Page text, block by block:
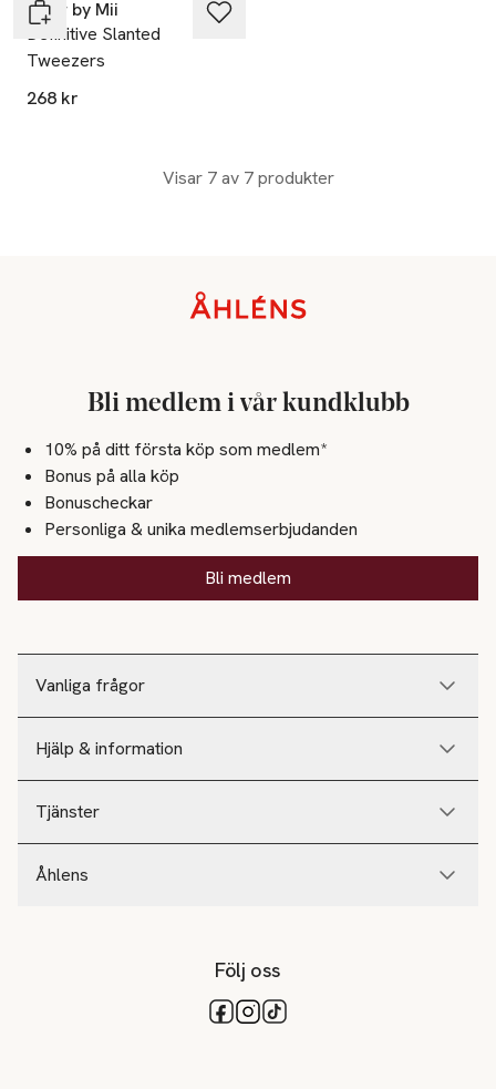
Brow by Mii
Definitive Slanted
Tweezers
268 kr
Visar 7 av 7 produkter
Vanliga frågor
Hjälp & information
Tjänster
Åhlens
Bli medlem i vår kundklubb
10% på ditt första köp som medlem*
Bonus på alla köp
Bonuscheckar
Personliga & unika medlemserbjudanden
Bli medlem
Följ oss